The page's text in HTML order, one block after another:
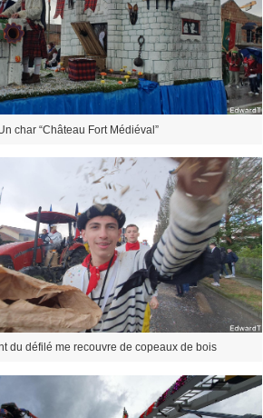
char “Château Fort Médiéval”
du défilé me recouvre de copeaux de bois